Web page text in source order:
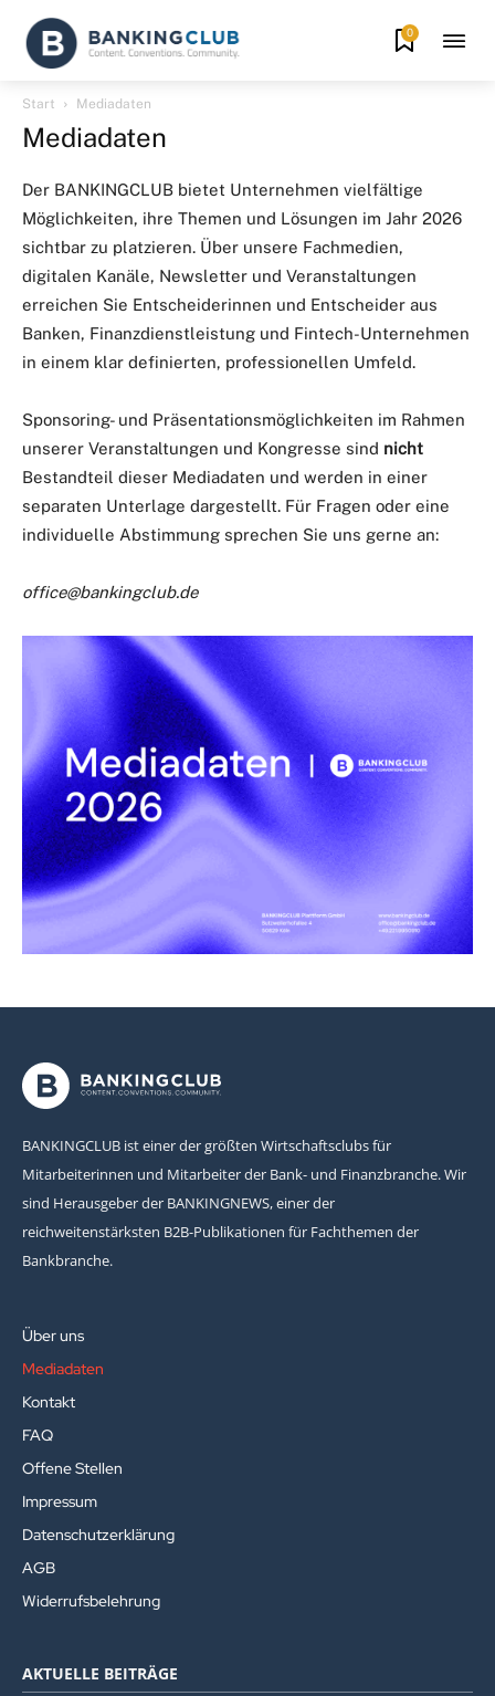
0
Start Mediadaten
Mediadaten
Der BANKINGCLUB bietet Unternehmen vielfältige
Möglichkeiten, ihre Themen und Lösungen im Jahr 2026
sichtbar zu platzieren. Über unsere Fachmedien,
digitalen Kanäle, Newsletter und Veranstaltungen
erreichen Sie Entscheiderinnen und Entscheider aus
Banken, Finanzdienstleistung und Fintech-Unternehmen
in einem klar definierten, professionellen Umfeld.
Sponsoring- und Präsentationsmöglichkeiten im Rahmen
unserer Veranstaltungen und Kongresse sind nicht
Bestandteil dieser Mediadaten und werden in einer
separaten Unterlage dargestellt. Für Fragen oder eine
individuelle Abstimmung sprechen Sie uns gerne an:
office@bankingclub.de
BANKINGCLUB ist einer der größten Wirtschaftsclubs für
Mitarbeiterinnen und Mitarbeiter der Bank- und Finanzbranche. Wir
sind Herausgeber der BANKINGNEWS, einer der
reichweitenstärksten B2B-Publikationen für Fachthemen der
Bankbranche.
Über uns
Mediadaten
Kontakt
FAQ
Offene Stellen
Impressum
Datenschutzerklärung
AGB
Widerrufsbelehrung
AKTUELLE BEITRÄGE